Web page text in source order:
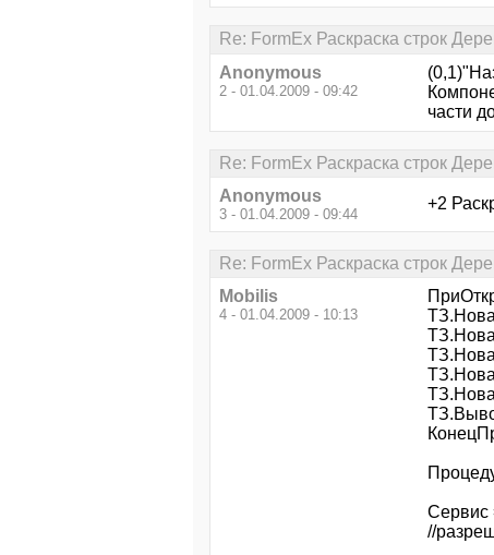
Re: FormEx Раскраска строк
Anonymous
2 - 01.04.2009 - 09:42
части
Re: FormEx Раскраска строк
Anonymous
3 - 01.04.2009 - 09:44
+2
Re: FormEx Раскраска строк
Mobilis
4 - 01.04.2009 - 10:13
Сервис
//